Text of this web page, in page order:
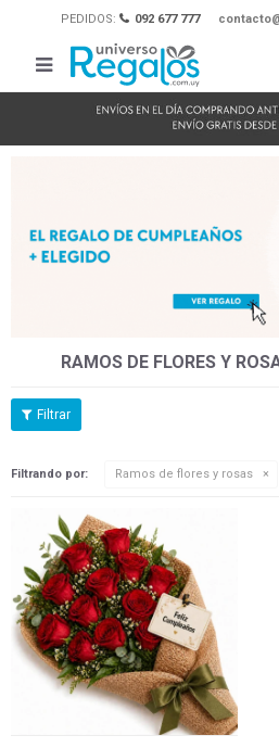
PEDIDOS: 092 677 777

RAMOS DE FLORES Y
Filtrando por: Ramos de flores y rosas